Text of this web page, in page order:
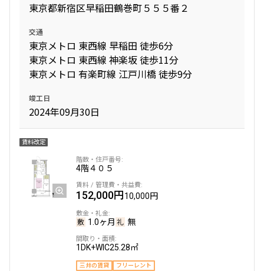
1R〜1K
1DK〜1LDK
2LDK
4LDK〜
専有面積
築年数
指定なし
1年以内
3年以内
5年以内
10年以内
30年以内
東京都新宿区早稲田鶴巻町５５５番２
交通
東京メトロ 東西線 早稲田 徒歩6分
東京メトロ 東西線 神楽坂 徒歩11分
東京メトロ 有楽町線 江戸川橋 徒歩9分
竣工日
2024年09月30日
賃料改定
4階４０５
152,000円10,000円
1.0ヶ月 無
1DK+WIC25.28㎡
三井の賃貸 フリーレント